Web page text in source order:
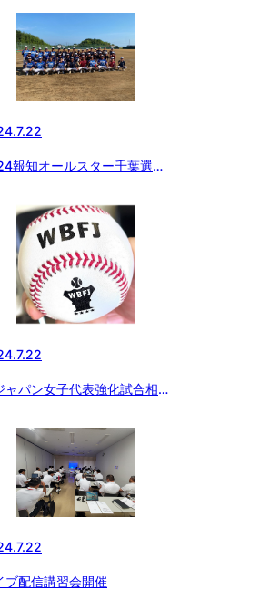
中学生の部 京葉ボーイズ優
報知オールスター千葉選
ャパン女子代表強化試合相手
ブ配信講習会開催